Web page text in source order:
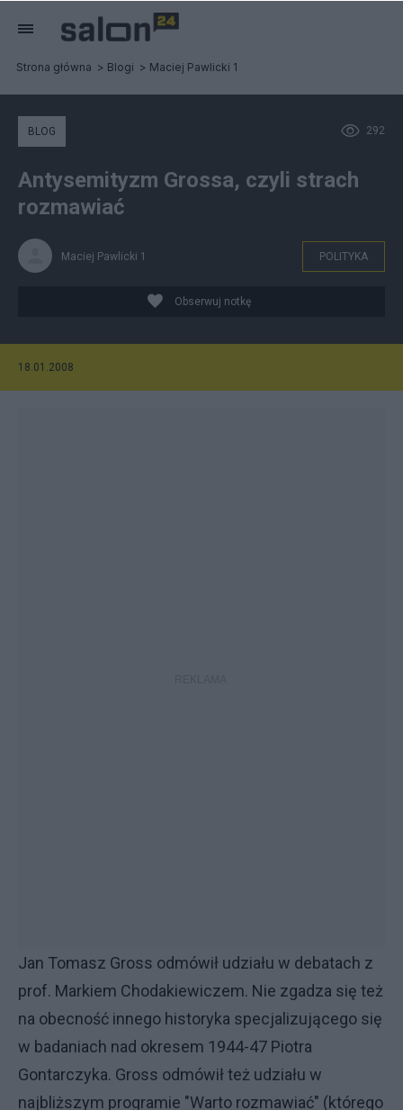
Strona główna Blogi Maciej Pawlicki 1
292
BLOG
Antysemityzm Grossa, czyli strach
rozmawiać
Maciej Pawlicki 1 POLITYKA
Obserwuj notkę
18.01.2008
Jan Tomasz Gross odmówił udziału w debatach z
prof. Markiem Chodakiewiczem. Nie zgadza się też
na obecność innego historyka specjalizującego się
w badaniach nad okresem 1944-47 Piotra
Gontarczyka. Gross odmówił też udziału w
najbliższym programie "Warto rozmawiać" (którego